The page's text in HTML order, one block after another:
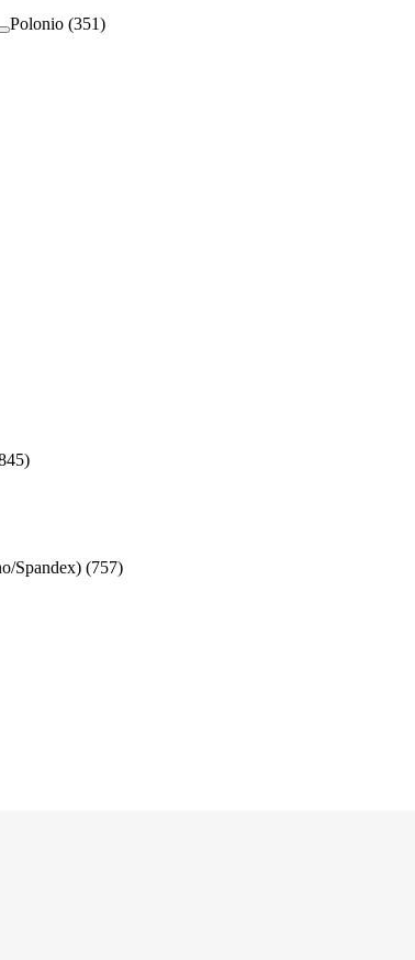
Polonio (351)
)
Spandex) (757)